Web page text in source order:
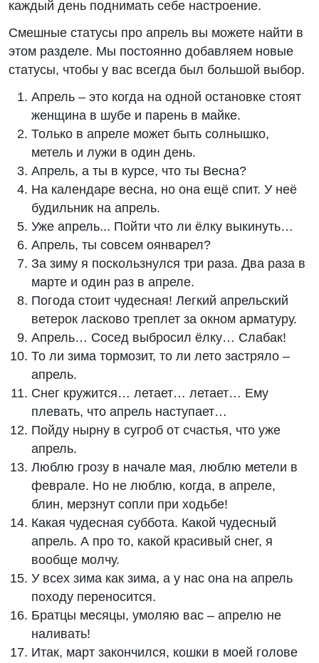
каждый день поднимать себе настроение.
Смешные статусы про апрель вы можете найти в
этом разделе. Мы постоянно добавляем новые
статусы, чтобы у вас всегда был большой выбор.
Апрель – это когда на одной остановке стоят
женщина в шубе и парень в майке.
Только в апреле может быть солнышко,
метель и лужи в один день.
Апрель, а ты в курсе, что ты Весна?
На календаре весна, но она ещё спит. У неё
будильник на апрель.
Уже апрель... Пойти что ли ёлку выкинуть…
Апрель, ты совсем оянварел?
За зиму я поскользнулся три раза. Два раза в
марте и один раз в апреле.
Погода стоит чудесная! Легкий апрельский
ветерок ласково треплет за окном арматуру.
Апрель… Сосед выбросил ёлку… Слабак!
То ли зима тормозит, то ли лето застряло –
апрель.
Снег кружится… летает… летает… Ему
плевать, что апрель наступает…
Пойду нырну в сугроб от счастья, что уже
апрель.
Люблю грозу в начале мая, люблю метели в
феврале. Но не люблю, когда, в апреле,
блин, мерзнут сопли при ходьбе!
Какая чудесная суббота. Какой чудесный
апрель. А про то, какой красивый снег, я
вообще молчу.
У всех зима как зима, а у нас она на апрель
походу переносится.
Братцы месяцы, умоляю вас – апрелю не
наливать!
Итак, март закончился, кошки в моей голове